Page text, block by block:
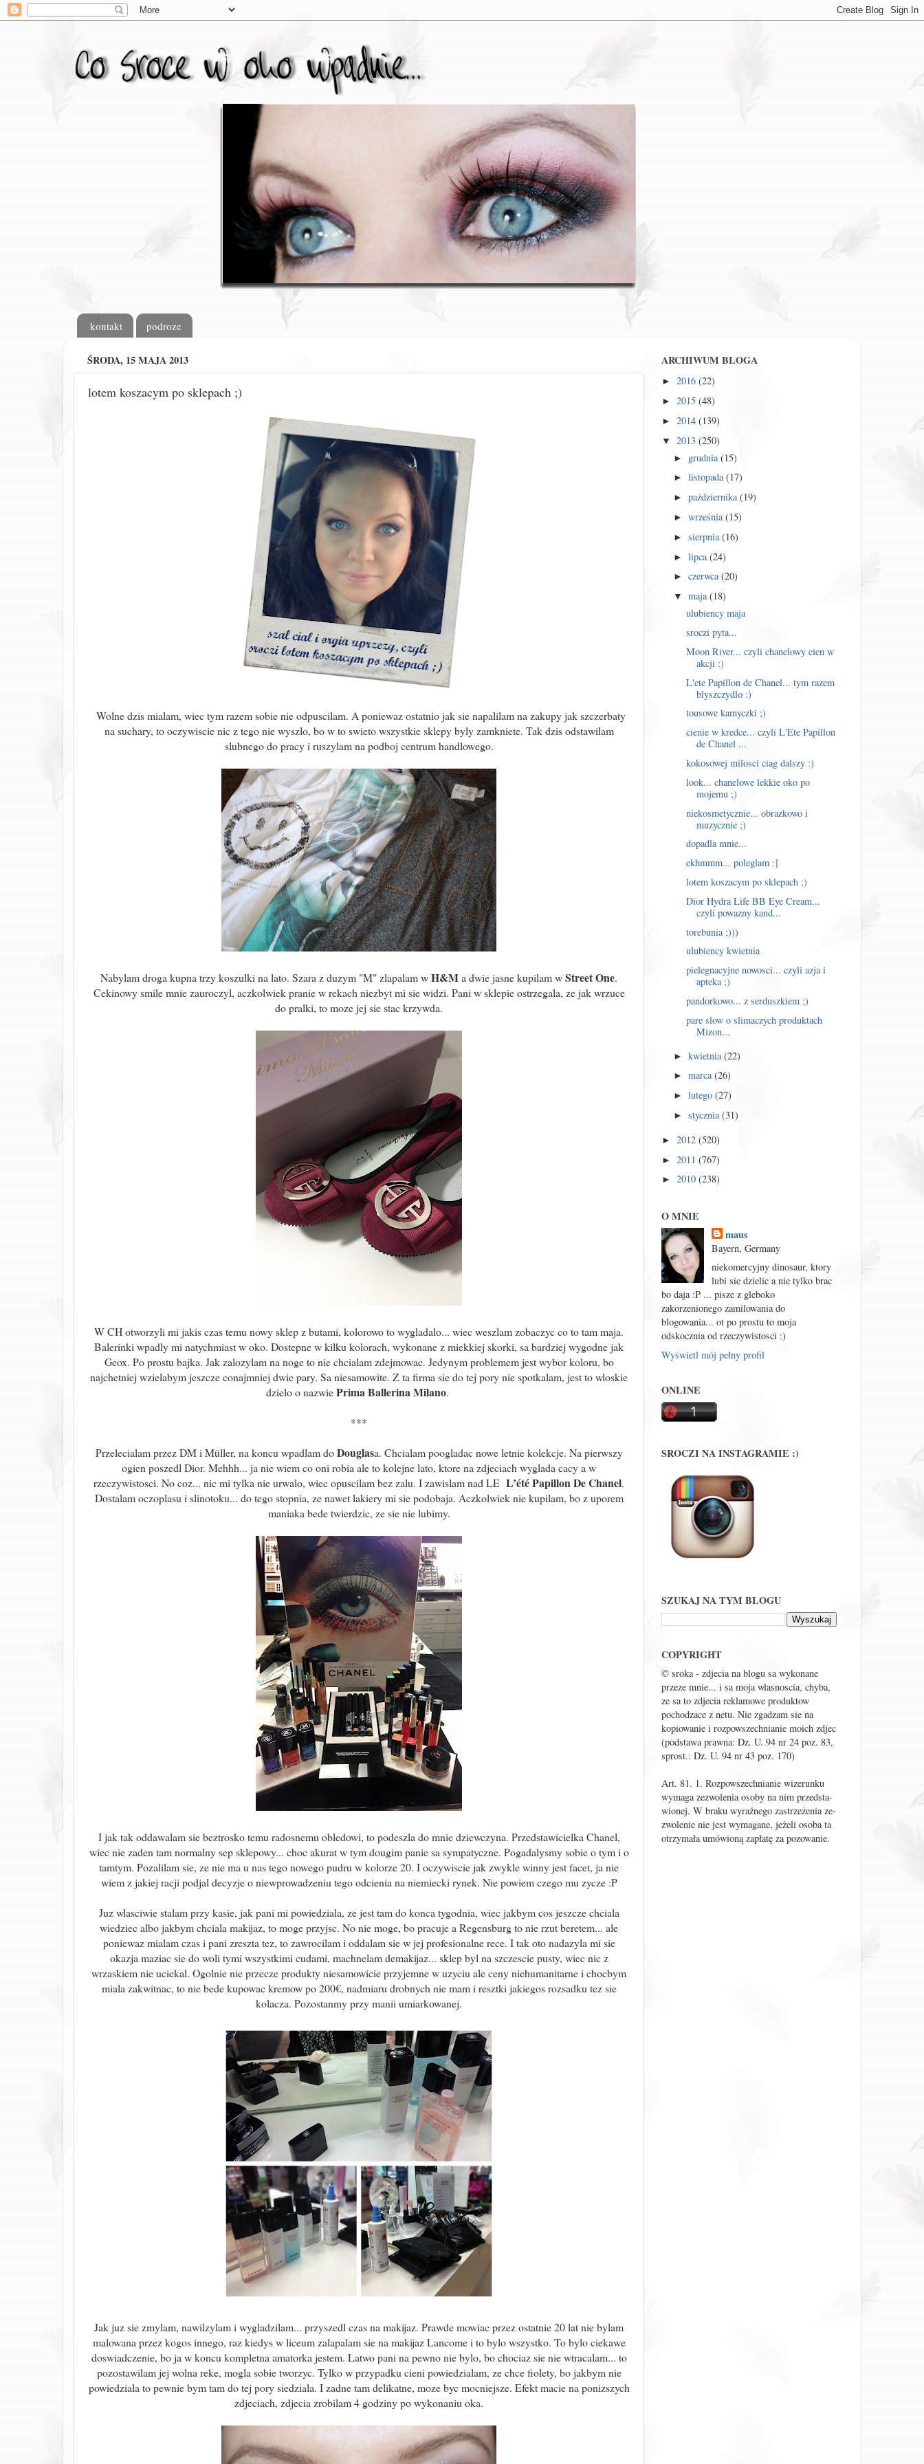
kontakt podroze
ŚRODA, 15 MAJA 2013
lotem koszacym po sklepach ;)
Wolne dzis mialam, wiec tym razem sobie nie odpuscilam. A poniewaz ostatnio jak sie napalilam na zakupy jak szczerbaty
na suchary, to oczywiscie nic z tego nie wyszlo, bo w to swieto wszystkie sklepy byly zamkniete. Tak dzis odstawilam
slubnego do pracy i ruszylam na podboj centrum handlowego.
Nabylam droga kupna trzy koszulki na lato. Szara z duzym "M" zlapalam wH&Ma dwie jasne kupilam wStreet One.
Cekinowy smile mnie zauroczyl, aczkolwiek pranie w rekach niezbyt mi sie widzi. Pani w sklepie ostrzegala, ze jak wrzuce
do pralki, to moze jej sie stac krzywda.
W CH otworzyli mi jakis czas temu nowy sklep z butami, kolorowo to wygladalo... wiec weszlam zobaczyc co to tam maja.
Balerinki wpadly mi natychmiast w oko. Dostepne w kilku kolorach, wykonane z miekkiej skorki, sa bardziej wygodne jak
Geox. Po prostu bajka. Jak zalozylam na noge to nie chcialam zdejmowac. Jedynym problemem jest wybor koloru, bo
najchetniej wzielabym jeszcze conajmniej dwie pary. Sa niesamowite. Z ta firma sie do tej pory nie spotkalam, jest to wloskie
dzielo o nazwiePrima Ballerina Milano.
***
Przelecialam przez DM i Müller, na koncu wpadlam doDouglasa. Chcialam poogladac nowe letnie kolekcje. Na pierwszy
ogien poszedl Dior. Mehhh... ja nie wiem co oni robia ale to kolejne lato, ktore na zdjeciach wyglada cacy a w
rzeczywistosci. No coz... nic mi tylka nie urwalo, wiec opuscilam bez zalu. I zawislam nad LE L’été Papillon De Chanel.
Dostalam oczoplasu i slinotoku... do tego stopnia, ze nawet lakiery mi sie podobaja. Aczkolwiek nie kupilam, bo z uporem
maniaka bede twierdzic, ze sie nie lubimy.
I jak tak oddawalam sie beztrosko temu radosnemu obledowi, to podeszla do mnie dziewczyna. Przedstawicielka Chanel,
wiec nie zaden tam normalny sep sklepowy... choc akurat w tym dougim panie sa sympatyczne. Pogadalysmy sobie o tym i o
tamtym. Pozalilam sie, ze nie ma u nas tego nowego pudru w kolorze 20. I oczywiscie jak zwykle winny jest facet, ja nie
wiem z jakiej racji podjal decyzje o niewprowadzeniu tego odcienia na niemiecki rynek. Nie powiem czego mu zycze :P
Juz wlasciwie stalam przy kasie, jak pani mi powiedziala, ze jest tam do konca tygodnia, wiec jakbym cos jeszcze chciala
wiedziec albo jakbym chciala makijaz, to moge przyjsc. No nie moge, bo pracuje a Regensburg to nie rzut beretem... ale
poniewaz mialam czas i pani zreszta tez, to zawrocilam i oddalam sie w jej profesionalne rece. I tak oto nadazyla mi sie
okazja maziac sie do woli tymi wszystkimi cudami, machnelam demakijaz... sklep byl na szczescie pusty, wiec nic z
wrzaskiem nie uciekal. Ogolnie nie przecze produkty niesamowicie przyjemne w uzyciu ale ceny niehumanitarne i chocbym
miala zakwitnac, to nie bede kupowac kremow po 200€, nadmiaru drobnych nie mam i resztki jakiegos rozsadku tez sie
kolacza. Pozostanmy przy manii umiarkowanej.
Jak juz sie zmylam, nawilzylam i wygladzilam... przyszedl czas na makijaz. Prawde mowiac przez ostatnie 20 lat nie bylam
malowana przez kogos innego, raz kiedys w liceum zalapalam sie na makijaz Lancome i to bylo wszystko. To bylo ciekawe
doswiadczenie, bo ja w koncu kompletna amatorka jestem. Latwo pani na pewno nie bylo, bo chociaz sie nie wtracalam... to
pozostawilam jej wolna reke, mogla sobie tworzyc. Tylko w przypadku cieni powiedzialam, ze chce fiolety, bo jakbym nie
powiedziala to pewnie bym tam do tej pory siedziala. I zadne tam delikatne, moze byc mocniejsze. Efekt macie na ponizszych
zdjeciach, zdjecia zrobilam 4 godziny po wykonaniu oka.
ARCHIWUM BLOGA
► 2016 (22)
► 2015 (48)
► 2014 (139)
▼ 2013 (250)
► grudnia(15)
►listopada(17)
►października(19)
►września(15)
►sierpnia(16)
►lipca(24)
►czerwca(20)
▼maja(18)
ulubiency maja
sroczi pyta...
Moon River... czyli chanelowy cien w
akcji :)
L'ete Papillon de Chanel... tym razem
blyszczydlo :)
tousowe kamyczki ;)
cienie w kredce... czyli L'Ete Papillon
de Chanel ...
kokosowej milosci ciag dalszy :)
look... chanelowe lekkie oko po
mojemu ;)
niekosmetycznie... obrazkowo i
muzycznie ;)
dopadla mnie...
ekhmmm... poleglam :]
lotem koszacym po sklepach ;)
Dior Hydra Life BB Eye Cream...
czyli powazny kand...
torebunia ;)))
ulubiency kwietnia
pielegnacyjne nowosci... czyli azja i
apteka ;)
pandorkowo... z serduszkiem ;)
pare slow o slimaczych produktach
Mizon...
►kwietnia(22)
►marca(26)
►lutego(27)
►stycznia(31)
► 2012 (520)
► 2011 (767)
► 2010 (238)
O MNIE
maus
Bayern, Germany
niekomercyjny dinosaur, ktory
lubi sie dzielic a nie tylko brac
bo daja :P ... pisze z gleboko
zakorzenionego zamilowania do
blogowania... ot po prostu to moja
odskocznia od rzeczywistosci :)
Wyświetl mój pełny profil
ONLINE
SROCZI NA INSTAGRAMIE :)
SZUKAJ NA TYM BLOGU
COPYRIGHT
© sroka - zdjecia na blogu sa wykonane
przeze mnie... i sa moja wlasnoscia, chyba,
ze sa to zdjecia reklamowe produktow
pochodzace z netu. Nie zgadzam sie na
kopiowanie i rozpowszechnianie moich zdjec
(podstawa prawna: Dz. U. 94 nr 24 poz. 83,
sprost.: Dz. U. 94 nr 43 poz. 170)
Art. 81. 1. Roz­po­wszech­nianie wi­ze­runku
wy­maga ze­zwo­lenia osoby na nim przed­sta­
wionej. W braku wy­raź­nego za­strze­żenia ze­
zwo­lenie nie jest wy­ma­gane, je­żeli osoba ta
otrzy­mała umó­wioną za­płatę za pozowanie.